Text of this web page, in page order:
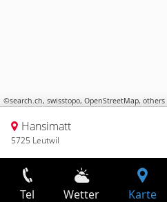
©search.ch, swisstopo, OpenStreetMap, others
Hansimatt
5725 Leutwil
Tel Wetter Karte